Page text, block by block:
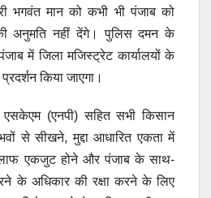
भगवंत मान को कभी भी पंजाब को
अनुमति नहीं देंगे। पुलिस दमन के
में जिला मजिस्ट्रेट कार्यालयों के
किया जाएगा।
(एनपी) सहित सभी किसान
से सीखने, मुद्दा आधारित एकता में
एकजुट होने और पंजाब के साथ-
के अधिकार की रक्षा करने के लिए